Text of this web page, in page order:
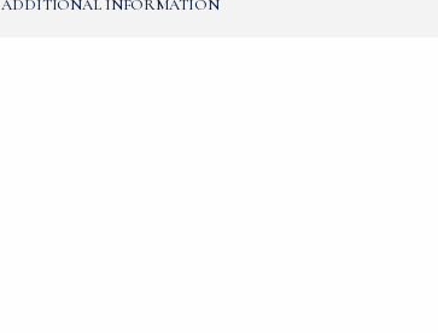
ADDITIONAL INFORMATION